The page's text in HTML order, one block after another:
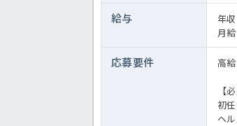
給与
年
月
応募要件 高
【
初
ヘ